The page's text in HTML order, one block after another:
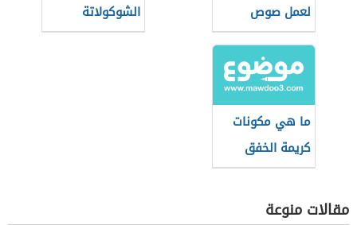
لعمل صوص
التوفي
الشوكولاتة
ما هي مكونات
كريمة الخفق
مقالات منوعة